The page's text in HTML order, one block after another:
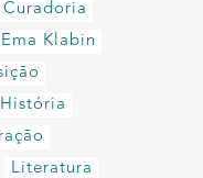
Curadoria
Ema Klabin
História
Literatura